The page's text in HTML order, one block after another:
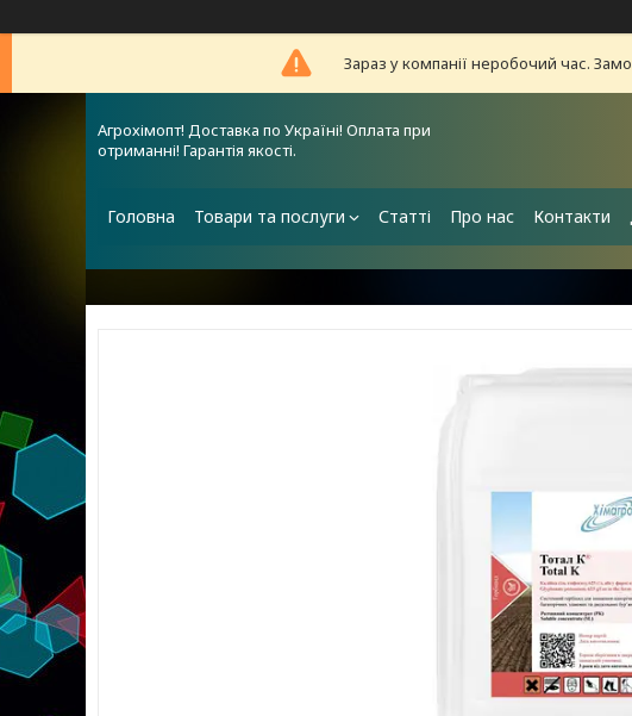
Зараз у компанії неробочий час.
Агрохімопт! Доставка по Україні! Оплата при
отриманні! Гарантія якості.
Головна Товари та послуги Статті Про нас Контакти